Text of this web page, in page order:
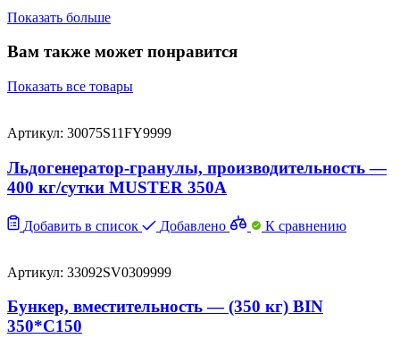
Показать больше
Вам также может понравится
Показать все товары
Артикул: 30075S11FY9999
Льдогенератор-гранулы, производительность —
400 кг/сутки MUSTER 350A
Добавить в список Добавлено К сравнению
Артикул: 33092SV0309999
Бункер, вместительность — (350 кг) BIN
350*C150